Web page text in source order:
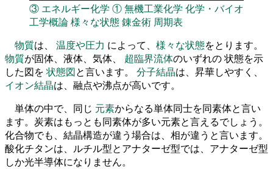
③ エネルギー化学 ①無機工業化学 化学・バイオ
工学概論様々な状態錬金術 周期表
物質は、 温度や圧力 によって、 様々な状態をとります。
物質が固体、液体、気体、 超臨界流体のいずれの 状態を示
した図を 状態図と言います。 分子結晶は、昇華しやすく、
イオン結晶は、融点や沸点が高いです。
単体の中で、同じ 元素からなる単体同士を同素体と言い
ます。炭素はもっとも同素体が多い元素と言えるでしょう。
化合物でも、結晶構造が違う場合は、相が違うと言います。
酸化チタンは、ルチル型とアナターゼ型では、アナターゼ型
しか光半導体になりません。